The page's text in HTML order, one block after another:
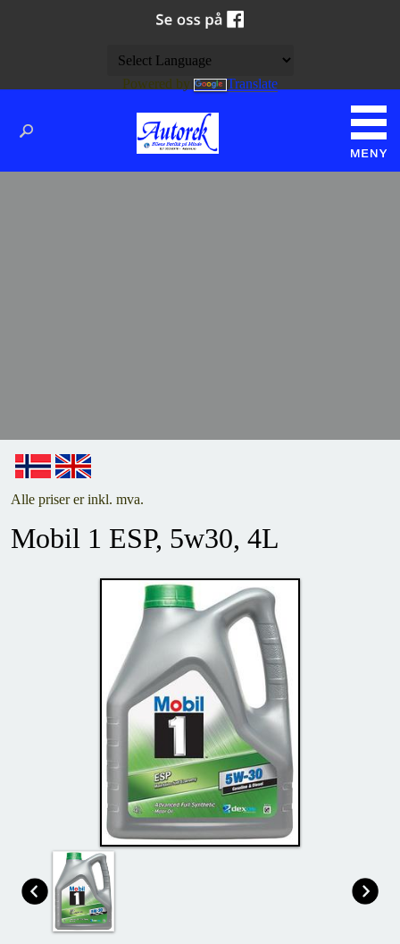
Alle priser er inkl. mva.
Mobil 1 ESP, 5w30, 4L
Powered by Translate